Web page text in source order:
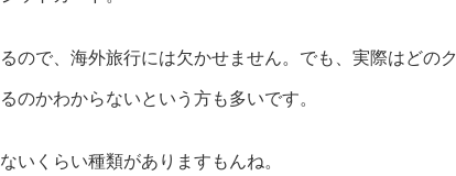
ので、海外旅行には欠かせません。でも、実際はどのク
のかわからないという方も多いです。
いくらい種類がありますもんね。